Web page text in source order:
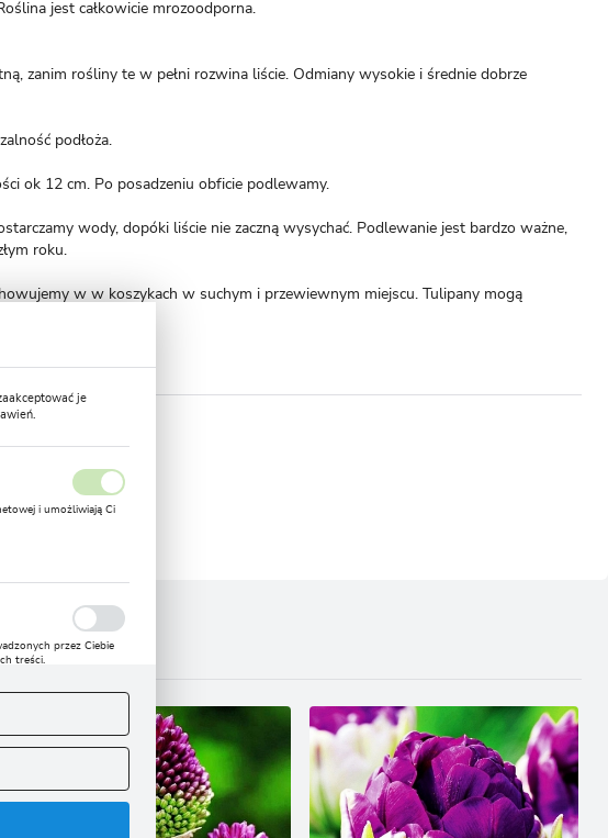
jest całkowicie mrozoodporna.
zanim rośliny te w pełni rozwina liście. Odmiany wysokie i średnie dobrze
podłoża.
ok 12 cm. Po posadzeniu obficie podlewamy.
wody, dopóki liście nie zaczną wysychać. Podlewanie jest bardzo ważne,
roku.
w w koszykach w suchym i przewiewnym miejscu. Tulipany mogą
je
i umożliwiają Ci
plikom cookies
przez Ciebie
treści.
zgody na
funkcji na stronie.
witryny
Dane pozwalają
wśród